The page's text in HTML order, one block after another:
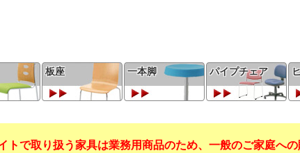
板座 一本脚 パイプチェア
トで取り扱う家具は業務用商品のため、一般のご家庭へ